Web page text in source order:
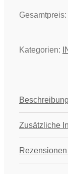
Gesamtpreis:
Kategorien:
Beschreibung
Zusätzliche